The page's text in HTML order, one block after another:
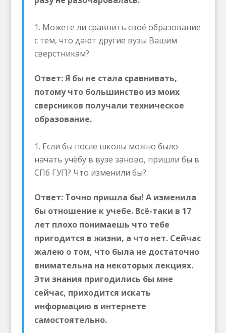
Можете ли сравнить своё образование
с тем, что дают другие вузы Вашим
сверстникам?
Ответ: Я бы не стала сравнивать,
потому что большинство из моих
сверсников получали техническое
образование.
Если бы после школы можно было
начать учёбу в вузе заново, пришли бы в
СПб ГУП? Что изменили бы?
Ответ: Точно пришла бы! А изменила
бы отношение к учебе. Всё-таки в 17
лет плохо понимаешь что тебе
пригодится в жизни, а что нет. Сейчас
жалею о том, что была не достаточно
внимательна на некоторых лекциях.
Эти знания пригодились бы мне
сейчас, приходится искать
информацию в интернете
самостоятельно.